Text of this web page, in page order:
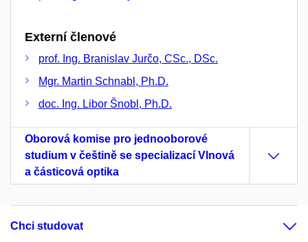
Externí členové
prof. Ing. Branislav Jurčo, CSc., DSc.
Mgr. Martin Schnabl, Ph.D.
doc. Ing. Libor Šnobl, Ph.D.
Oborová komise pro jednooborové
studium v češtině se specializací Vlnová
a částicová optika
Chci studovat